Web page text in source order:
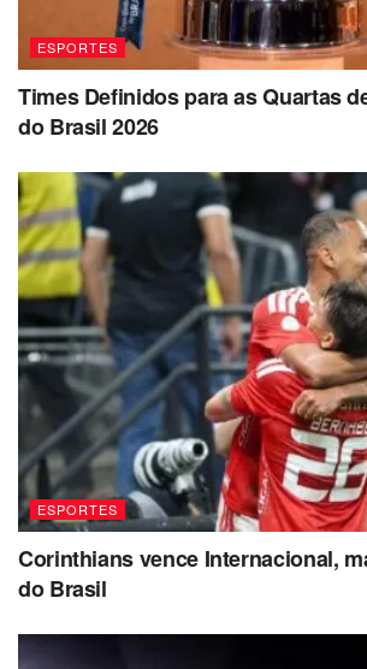
ESPORTES
Times Definidos para as Quartas
do Brasil 2026
ESPORTES
Corinthians vence Internacional,
do Brasil